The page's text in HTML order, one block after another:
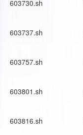
603730.sh
603737.sh
603757.sh
603801.sh
603816.sh